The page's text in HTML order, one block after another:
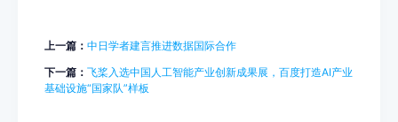
上一篇： 中日学者建言推进数据国际合作
下一篇： 飞桨入选中国人工智能产业创新成果展，百度打造AI产业
基础设施“国家队”样板